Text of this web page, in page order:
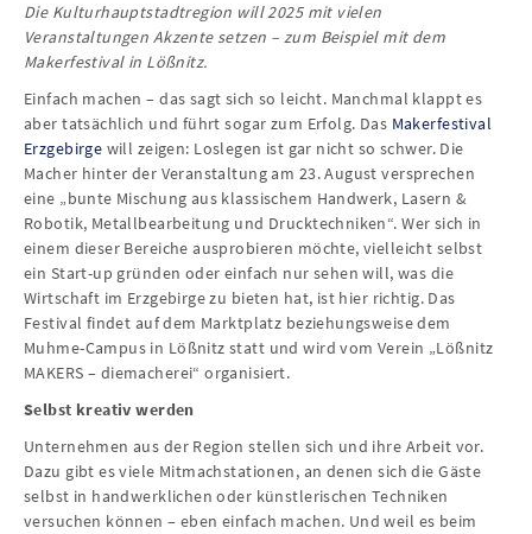
Die Kulturhauptstadtregion will 2025 mit vielen
Veranstaltungen Akzente setzen – zum Beispiel mit dem
Makerfestival in Lößnitz.
Einfach machen – das sagt sich so leicht. Manchmal klappt es
aber tatsächlich und führt sogar zum Erfolg. Das Makerfestival
Erzgebirge will zeigen: Loslegen ist gar nicht so schwer. Die
Macher hinter der Veranstaltung am 23. August versprechen
eine „bunte Mischung aus klassischem Handwerk, Lasern &
Robotik, Metallbearbeitung und Drucktechniken“. Wer sich in
einem dieser Bereiche ausprobieren möchte, vielleicht selbst
ein Start-up gründen oder einfach nur sehen will, was die
Wirtschaft im Erzgebirge zu bieten hat, ist hier richtig. Das
Festival findet auf dem Marktplatz beziehungsweise dem
Muhme-Campus in Lößnitz statt und wird vom Verein „Lößnitz
MAKERS – diemacherei“ organisiert.
Selbst kreativ werden
Unternehmen aus der Region stellen sich und ihre Arbeit vor.
Dazu gibt es viele Mitmachstationen, an denen sich die Gäste
selbst in handwerklichen oder künstlerischen Techniken
versuchen können – eben einfach machen. Und weil es beim